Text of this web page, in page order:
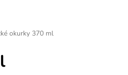
okurky 370 ml